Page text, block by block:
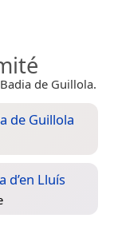
de Guillola.
de Guillola
d’en Lluís